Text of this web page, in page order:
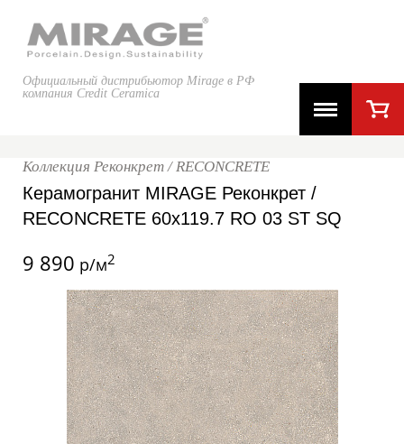
Официальный дистрибьютор Mirage в РФ
компания Credit Ceramica
Коллекция Реконкрет / RECONCRETE
Керамогранит MIRAGE Реконкрет /
RECONCRETE 60x119.7 RO 03 ST SQ
9 890 р/м2